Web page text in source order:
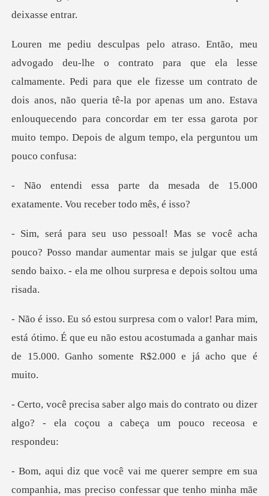
. Pedi para que ele fizesse um contrato de
dois anos, não queria tê-la por apenas um ano. Estava
enlouquece
mesada de 15.000
exatamente.
? Posso mandar aumentar mais se julgar que está
sendo ba
,
está ótimo. É que eu não estou acostumada a ganhar mai
do contrato ou dizer
algo? - ela coçou
companhia, mas preciso confessar que tenho minha mãe